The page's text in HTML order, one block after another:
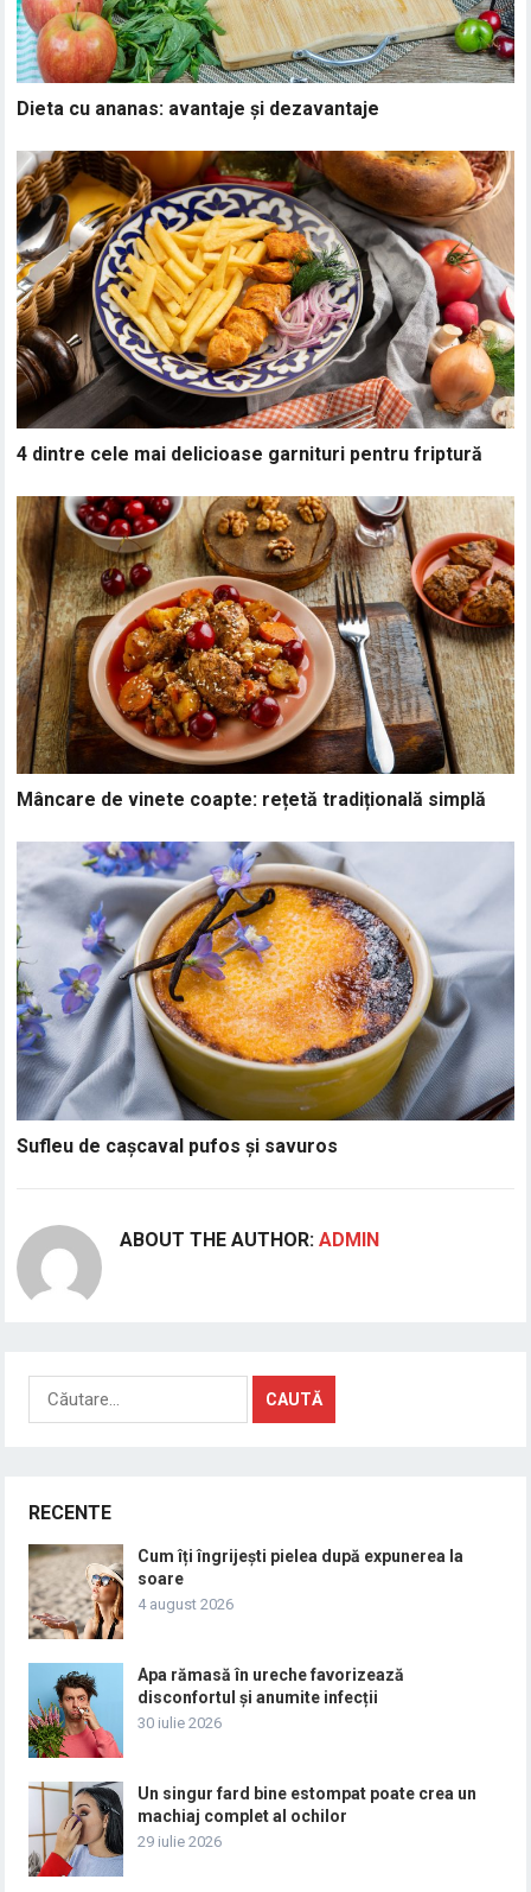
Dieta cu ananas: avantaje și dezavantaje
4 dintre cele mai delicioase garnituri pentru friptură
Mâncare de vinete coapte: rețetă tradițională simplă
Sufleu de cașcaval pufos și savuros
ABOUT THE AUTHOR:ADMIN
Caută
după:
RECENTE
Cum îți îngrijești pielea după expunerea la
soare
4 august 2026
Apa rămasă în ureche favorizează
disconfortul și anumite infecții
30 iulie 2026
Un singur fard bine estompat poate crea un
machiaj complet al ochilor
29 iulie 2026